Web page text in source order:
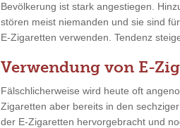
Bevölkerung ist stark angestiegen.
stören meist niemanden und sie sind
E-Zigaretten verwenden. Tendenz
Verwendung von E-
Fälschlicherweise wird heute oft
Zigaretten aber bereits in den
der E-Zigaretten hervorgebracht und